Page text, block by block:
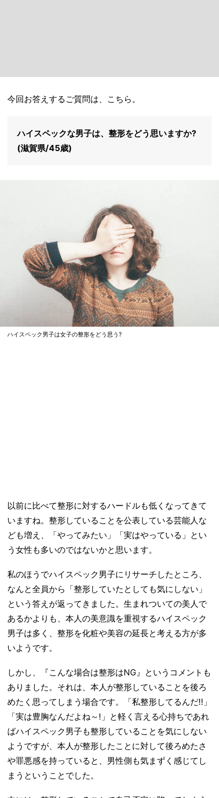
今回お答えするご質問は、こちら。
ハイスペックな男子は、整形をどう思いますか?
(滋賀県/45歳)
ハイスペック男子は女子の整形をどう思う?
以前に比べて整形に対するハードルも低くなってきて
いますね。整形していることを公表している芸能人な
ども増え、「やってみたい」「実はやっている」とい
う女性も多いのではないかと思います。
私のほうでハイスペック男子にリサーチしたところ、
なんと全員から「整形していたとしても気にしない」
という答えが返ってきました。生まれついての美人で
あるかよりも、本人の美意識を重視するハイスペック
男子は多く、整形を化粧や美容の延長と考える方が多
いようです。
しかし、『こんな場合は整形はNG』というコメントも
ありました。それは、本人が整形していることを後ろ
めたく思ってしまう場合です。「私整形してるんだ!!」
「実は豊胸なんだよね～!」と軽く言える心持ちであれ
ばハイスペック男子も整形していることを気にしない
ようですが、本人が整形したことに対して後ろめたさ
や罪悪感を持っていると、男性側も気まずく感じてし
まうということでした。